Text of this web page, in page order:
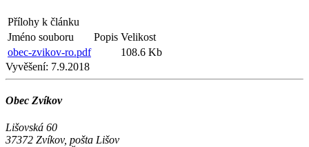
Přílohy k článku
Jméno souboru
Popis Velikost
obec-zvikov-ro.pdf
108.6 Kb
Vyvěšení: 7.9.2018
Obec Zvíkov
Lišovská 60
37372 Zvíkov, pošta Lišov